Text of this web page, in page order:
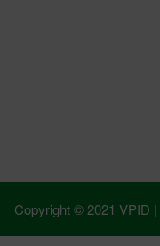
Copyright © 2021 VPID |